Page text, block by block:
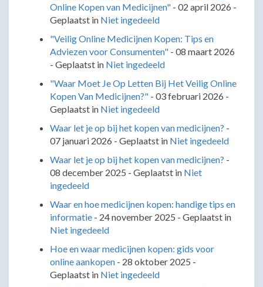
Online Kopen van Medicijnen" - 02 april 2026 -
Geplaatst in Niet ingedeeld
"Veilig Online Medicijnen Kopen: Tips en
Adviezen voor Consumenten" - 08 maart 2026
- Geplaatst in Niet ingedeeld
"Waar Moet Je Op Letten Bij Het Veilig Online
Kopen Van Medicijnen?" - 03 februari 2026 -
Geplaatst in Niet ingedeeld
Waar let je op bij het kopen van medicijnen? -
07 januari 2026 - Geplaatst in Niet ingedeeld
Waar let je op bij het kopen van medicijnen? -
08 december 2025 - Geplaatst in Niet
ingedeeld
Waar en hoe medicijnen kopen: handige tips en
informatie - 24 november 2025 - Geplaatst in
Niet ingedeeld
Hoe en waar medicijnen kopen: gids voor
online aankopen - 28 oktober 2025 -
Geplaatst in Niet ingedeeld